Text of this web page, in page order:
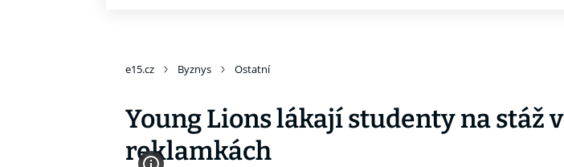
e15.cz Byznys Ostatní
Young Lions lákají studenty na stáž v
reklamkách